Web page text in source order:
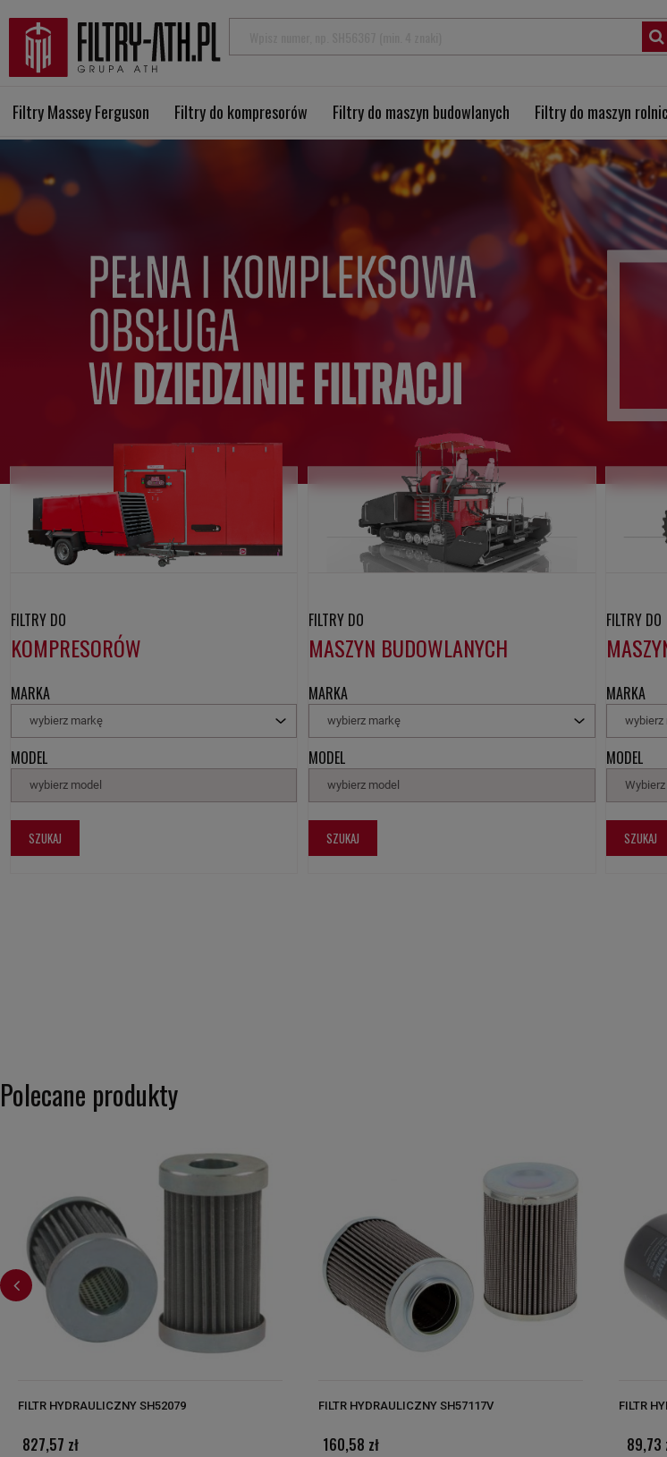
Filtry Massey Ferguson Filtry do kompresorów Filtry do maszyn budowlanych Filtry do maszyn
FILTRY DO
KOMPRESORÓW
MARKA
wybierz markę
MODEL
wybierz model
SZUKAJ
FILTRY DO
MASZYN BUDOWLANYCH
MARKA
wybierz markę
MODEL
wybierz model
SZUKAJ
FILTRY DO
MARKA
wybierz
MODEL
Wybierz
SZUKAJ
Polecane produkty
FILTR HYDRAULICZNY SH52079
827,57 zł
FILTR HYDRAULICZNY SH57117V
160,58 zł
FILTR
89,73